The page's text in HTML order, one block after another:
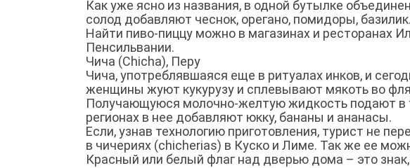
Как уже ясно из названия, в одной бутылке
солод добавляют чеснок, орегано, помидоры, базилик.
Найти пиво-пиццу можно в магазинах и ресторанах
Пенсильвании.
Чича (Chicha), Перу
Чича, употреблявшаяся еще в ритуалах инков, и
женщины жуют кукурузу и сплевывают мякоть во
Получающуюся молочно-желтую жидкость подают в
регионах в нее добавляют юкку, бананы и ананасы.
Если, узнав технологию приготовления, турист не
в чичериях (chicherias) в Куско и Лиме. Так же ее
Красный или белый флаг над дверью дома – это